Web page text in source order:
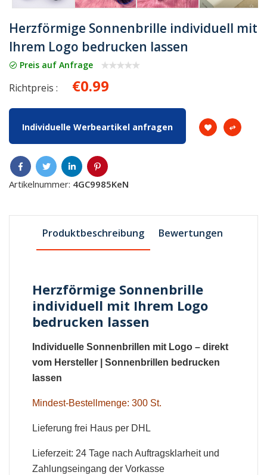
Herzförmige Sonnenbrille individuell mit
Ihrem Logo bedrucken lassen
Preis auf Anfrage
Richtpreis : €0.99
Individuelle Werbeartikel anfragen
Artikelnummer: 4GC9985KeN
Produktbeschreibung Bewertungen
Herzförmige Sonnenbrille
individuell mit Ihrem Logo
bedrucken lassen
Individuelle Sonnenbrillen mit Logo – direkt
vom Hersteller |Sonnenbrillen bedrucken
lassen
Mindest-Bestellmenge: 300 St.
Lieferung frei Haus per DHL
Lieferzeit: 24 Tage nach Auftragsklarheit und
Zahlungseingang der Vorkasse